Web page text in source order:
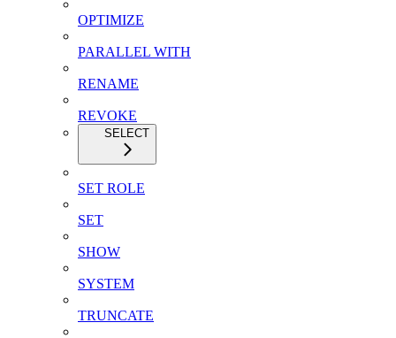
OPTIMIZE
PARALLEL WITH
RENAME
REVOKE
SELECT
SET ROLE
SET
SHOW
SYSTEM
TRUNCATE